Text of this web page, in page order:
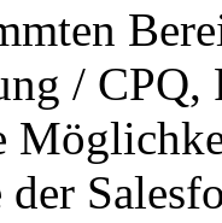
/ CPQ,